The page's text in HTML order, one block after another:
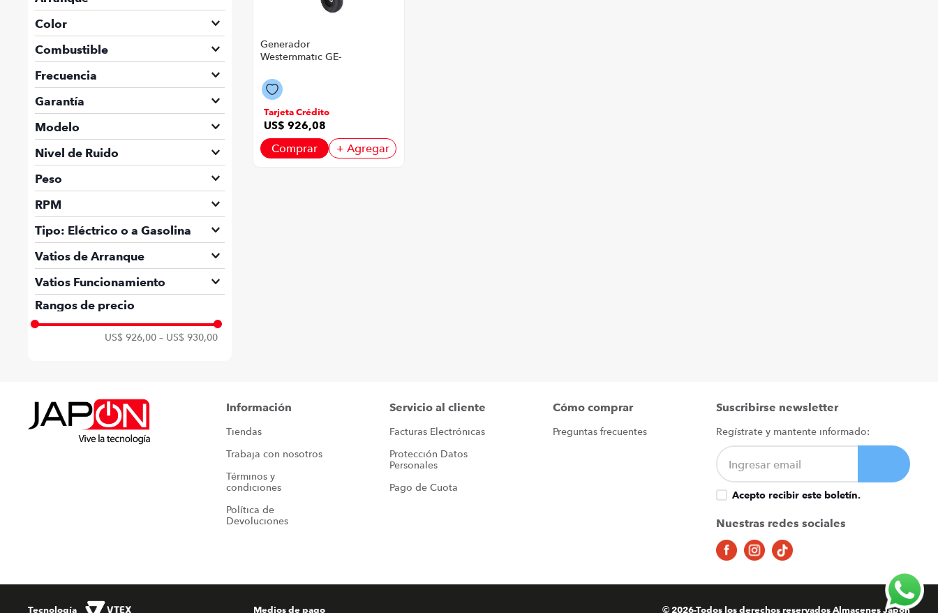
Por Retroceso + Eléctrico
Color
Negro
Combustible
Gasolina
Frecuencia
60 Hz
Garantía
12 Meses
Modelo
GE-5500
Nivel de Ruido
74 db
Peso
30 Kg
RPM
3000 RPM
Tipo: Eléctrico o a Gasolina
Gasolina
Vatios de Arranque
5500 V
Vatios Funcionamiento
110-220V
Rangos de precio
US$ 926,00 – US$ 930,00
Generador
Westernmatic GE-
Tarjeta Crédito
US$ 926,08
Comprar + Agregar
Información
Tiendas
Trabaja con nosotros
Términos y
condiciones
Política de
Devoluciones
Servicio al cliente
Facturas Electrónicas
Protección Datos
Personales
Pago de Cuota
Cómo comprar
Preguntas frecuentes
Suscribirse newsletter
Regístrate y mantente informado:
Acepto recibir este boletín.
Nuestras redes sociales
Tecnología Medios de pago © 2026-Todos los derechos reservados Almacenes Japón